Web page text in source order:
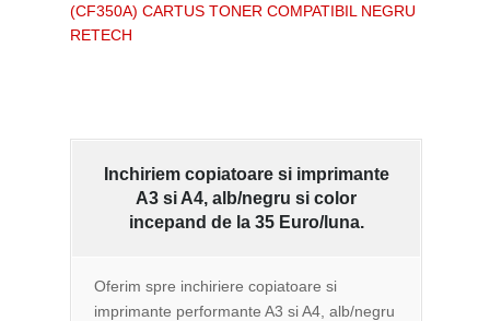
(CF350A) CARTUS TONER COMPATIBIL NEGRU
RETECH
Inchiriem copiatoare si imprimante
A3 si A4, alb/negru si color
incepand de la 35 Euro/luna.
Oferim spre inchiriere copiatoare si
imprimante performante A3 si A4, alb/negru